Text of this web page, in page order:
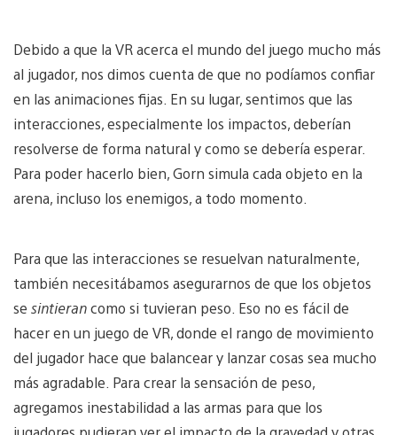
Debido a que la VR acerca el mundo del juego mucho más
al jugador, nos dimos cuenta de que no podíamos confiar
en las animaciones fijas. En su lugar, sentimos que las
interacciones, especialmente los impactos, deberían
resolverse de forma natural y como se debería esperar.
Para poder hacerlo bien, Gorn simula cada objeto en la
arena, incluso los enemigos, a todo momento.
Para que las interacciones se resuelvan naturalmente,
también necesitábamos asegurarnos de que los objetos
se sintierancomo si tuvieran peso. Eso no es fácil de
hacer en un juego de VR, donde el rango de movimiento
del jugador hace que balancear y lanzar cosas sea mucho
más agradable. Para crear la sensación de peso,
agregamos inestabilidad a las armas para que los